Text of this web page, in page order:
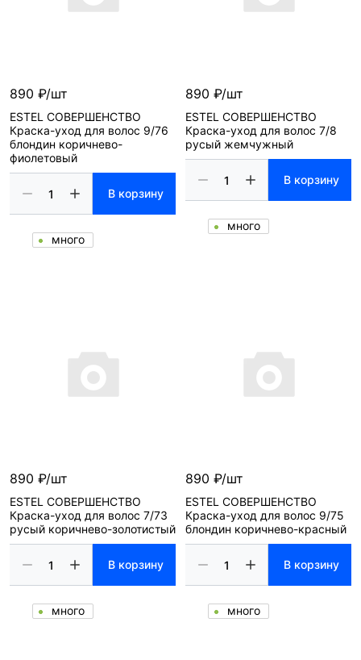
890 ₽/шт
ESTEL СОВЕРШЕНСТВО
Краска-уход для волос 9/76
блондин коричнево-
фиолетовый
В корзину
много
890 ₽/шт
ESTEL СОВЕРШЕНСТВО
Краска-уход для волос 7/8
русый жемчужный
В корзину
много
890 ₽/шт
ESTEL СОВЕРШЕНСТВО
Краска-уход для волос 7/73
русый коричнево-золотистый
В корзину
много
890 ₽/шт
ESTEL СОВЕРШЕНСТВО
Краска-уход для волос 9/75
блондин коричнево-красный
В корзину
много